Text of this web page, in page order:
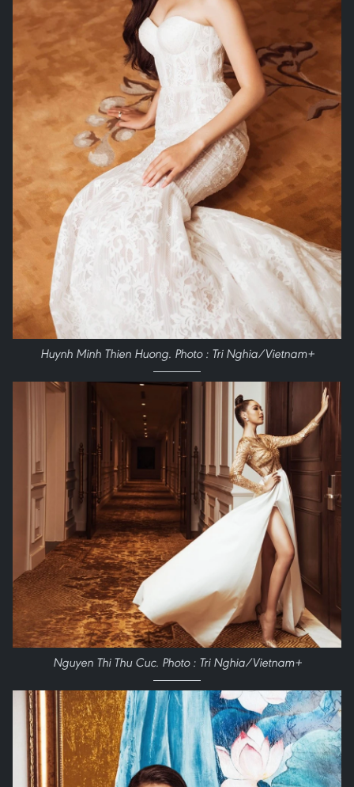
Huynh Minh Thien Huong. Photo : Tri Nghia/Vietnam+
Nguyen Thi Thu Cuc. Photo : Tri Nghia/Vietnam+